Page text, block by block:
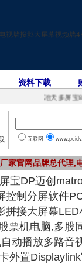
资料下载
冶天多屏宝8K显
互联网
家官网品牌总代理,
宝DP迈创
控制分屏软件
拼接大屏幕
票机电脑,多股
动播放多路音
外置